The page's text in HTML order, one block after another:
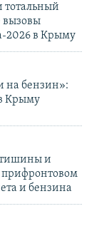
тотальный
вызовы
2026 в Крыму
на бензин»:
Крыму
и
прифронтовом
и бензина